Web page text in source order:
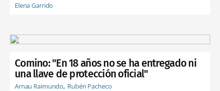
Elena Garrido
Comino: "En 18 años no se ha entregado ni
una llave de protección oficial"
Arnau Raimundo Rubén Pacheco